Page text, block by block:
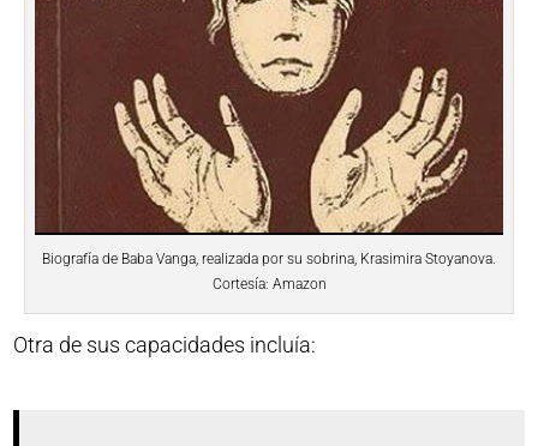
Biografía de Baba Vanga, realizada por su sobrina, Krasimira Stoyanova.
Cortesía: Amazon
Otra de sus capacidades incluía: